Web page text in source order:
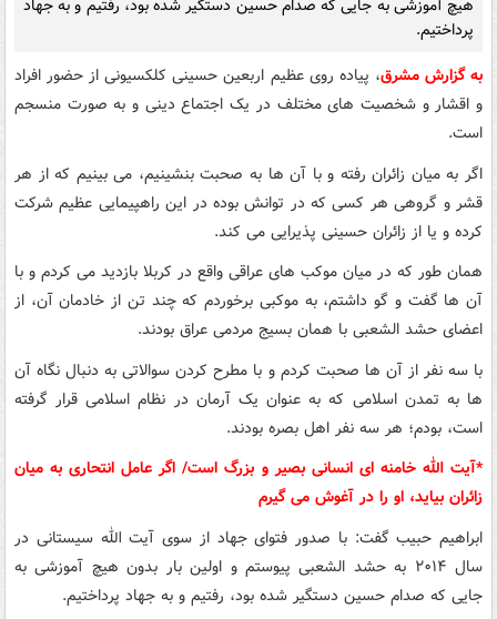
هیچ آموزشی به جایی که صدام حسین دستگیر شده بود، رفتیم و به جهاد
پرداختیم.
به گزارش مشرق، پیاده روی عظیم اربعین حسینی کلکسیونی از حضور افراد
و اقشار و شخصیت های مختلف در یک اجتماع دینی و به صورت منسجم
است.
اگر به میان زائران رفته و با آن ها به صحبت بنشینیم، می بینیم که از هر
قشر و گروهی هر کسی که در توانش بوده در این راهپیمایی عظیم شرکت
کرده و یا از زائران حسینی پذیرایی می کند.
همان طور که در میان موکب های عراقی واقع در کربلا بازدید می کردم و با
آن ها گفت و گو داشتم، به موکبی برخوردم که چند تن از خادمان آن، از
اعضای حشد الشعبی با همان بسیج مردمی عراق بودند.
با سه نفر از آن ها صحبت کردم و با مطرح کردن سوالاتی به دنبال نگاه آن
ها به تمدن اسلامی که به عنوان یک آرمان در نظام اسلامی قرار گرفته
است، بودم؛ هر سه نفر اهل بصره بودند.
*آیت الله خامنه ای انسانی بصیر و بزرگ است/ اگر عامل انتحاری به میان
زائران بیاید، او را در آغوش می گیرم
ابراهیم حبیب گفت: با صدور فتوای جهاد از سوی آیت الله سیستانی در
سال ۲۰۱۴ به حشد الشعبی پیوستم و اولین بار بدون هیچ آموزشی به
جایی که صدام حسین دستگیر شده بود، رفتیم و به جهاد پرداختیم.